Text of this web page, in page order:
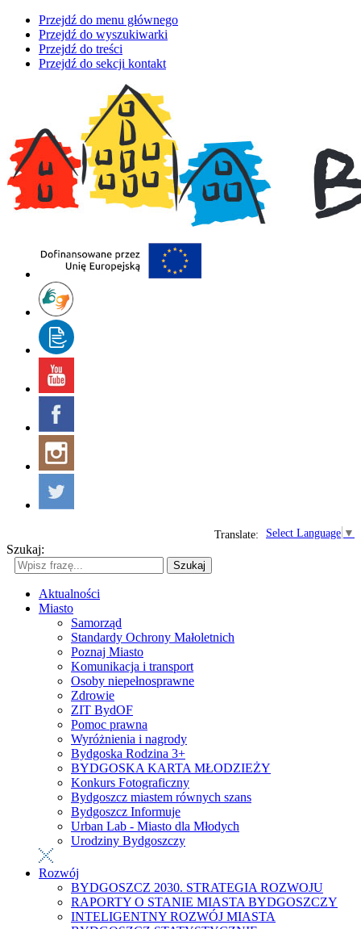
Przejdź do menu głównego
Przejdź do wyszukiwarki
Przejdź do treści
Przejdź do sekcji kontakt
Select Language ▼
Translate:
Szukaj:
Szukaj
Aktualności
Miasto
Samorząd
Standardy Ochrony Małoletnich
Poznaj Miasto
Komunikacja i transport
Osoby niepełnosprawne
Zdrowie
ZIT BydOF
Pomoc prawna
Wyróżnienia i nagrody
Bydgoska Rodzina 3+
BYDGOSKA KARTA MŁODZIEŻY
Konkurs Fotograficzny
Bydgoszcz miastem równych szans
Bydgoszcz Informuje
Urban Lab - Miasto dla Młodych
Urodziny Bydgoszczy
Rozwój
BYDGOSZCZ 2030. STRATEGIA ROZWOJU
RAPORTY O STANIE MIASTA BYDGOSZCZY
INTELIGENTNY ROZWÓJ MIASTA